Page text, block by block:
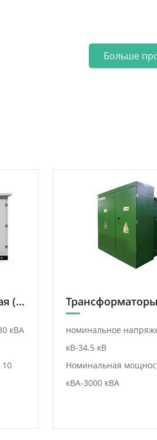
Больше
Новая Энергетическая (Фотоэлектрическая/Ветровая) Электростанция, Специальный Трансформатор
кВА
номинальное
кВ-34.5 кВ
Номинальная
кВА-3000 кВА